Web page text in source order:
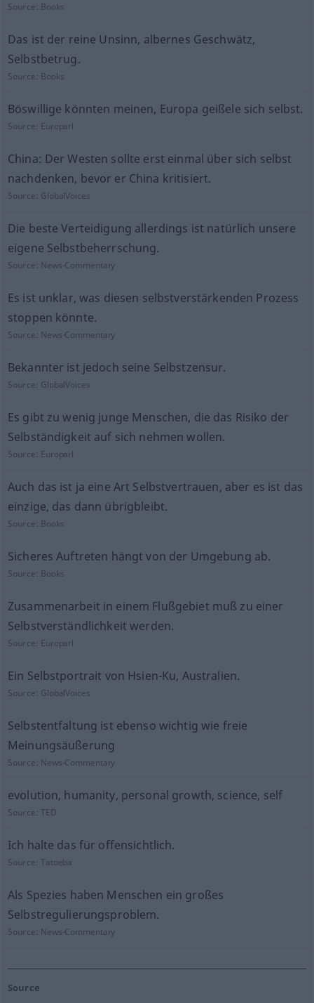
Source: Books
Das ist der reine Unsinn, albernes Geschwätz,
Selbstbetrug.
Source: Books
Böswillige könnten meinen, Europa geißele sich selbst.
Source: Europarl
China: Der Westen sollte erst einmal über sich selbst
nachdenken, bevor er China kritisiert.
Source: GlobalVoices
Die beste Verteidigung allerdings ist natürlich unsere
eigene Selbstbeherrschung.
Source: News-Commentary
Es ist unklar, was diesen selbstverstärkenden Prozess
stoppen könnte.
Source: News-Commentary
Bekannter ist jedoch seine Selbstzensur.
Source: GlobalVoices
Es gibt zu wenig junge Menschen, die das Risiko der
Selbständigkeit auf sich nehmen wollen.
Source: Europarl
Auch das ist ja eine Art Selbstvertrauen, aber es ist das
einzige, das dann übrigbleibt.
Source: Books
Sicheres Auftreten hängt von der Umgebung ab.
Source: Books
Zusammenarbeit in einem Flußgebiet muß zu einer
Selbstverständlichkeit werden.
Source: Europarl
Ein Selbstportrait von Hsien-Ku, Australien.
Source: GlobalVoices
Selbstentfaltung ist ebenso wichtig wie freie
Meinungsäußerung
Source: News-Commentary
evolution, humanity, personal growth, science, self
Source:TED
Ich halte das für offensichtlich.
Source:Tatoeba
Als Spezies haben Menschen ein großes
Selbstregulierungsproblem.
Source: News-Commentary
Source